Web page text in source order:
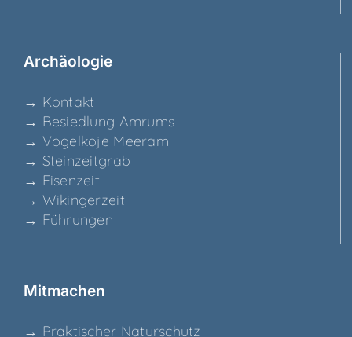
Archäo­lo­gie
→ Kon­takt
→ Besied­lung Amrums
→ Vogel­ko­je Meeram
→ Stein­zeit­grab
→ Eisen­zeit
→ Wikin­ger­zeit
→ Füh­run­gen
Mit­ma­chen
→ Prak­ti­scher Naturschutz